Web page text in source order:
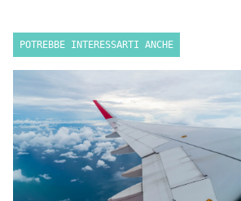
POTREBBE INTERESSARTI ANCHE